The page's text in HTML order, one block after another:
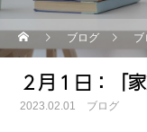
ブログ ブ
２月１日：「
2023.02.01 ブログ